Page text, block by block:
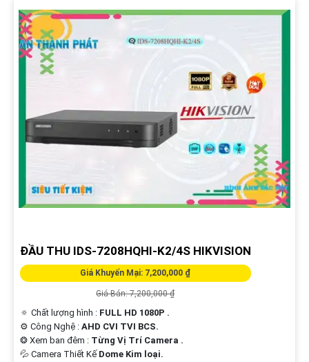
ĐẦU THU IDS-7208HQHI-K2/4S HIKVISION
Giá Khuyến Mại: 7,200,000 ₫
Giá Bán: 7,200,000 ₫
🔅 Chất lượng hình : FULL HD 1080P .
⚙ Công Nghệ : AHD CVI TVI BCS.
❂ Xem ban đêm : Từng Vị Trí Camera .
💦 Camera Thiết Kế Dome Kim loại.